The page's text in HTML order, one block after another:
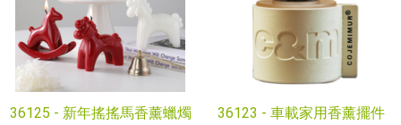
36125 - 新年搖搖馬香薰蠟燭 36123 - 車載家用香薰擺件